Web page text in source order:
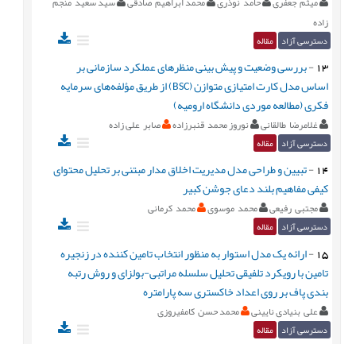
زاده
دسترسی آزاد مقاله
13
-بررسی وضعیت و پیش بینی منظرهای عملکرد سازمانی بر
اساس مدل کارت امتیازی متوازن (BSC) از طریق مؤلفه‌های سرمایه
فکری (مطالعه موردی دانشگاه ارومیه)
غلامرضا طالقانی نوروز محمد قنبرزاده صابر علی زاده
دسترسی آزاد مقاله
14
-تبیین و طراحی مدل مدیریت اخلاق مدار مبتنی بر تحلیل محتوای
کیفی مفاهیم بلند دعای جوشن کبیر
مجتبی رفیعی محمد موسوی محمد کرمانی
دسترسی آزاد مقاله
15
-ارائه یک مدل استوار به منظور انتخاب تامین کننده در زنجیره
تامین با رویکرد تلفیقی تحلیل سلسله مراتبی-بولزای و روش رتبه
بندی پاف بر روی اعداد خاکستری سه پارامتره
علی بنیادی نایینی محمد حسن کامفیروزی
دسترسی آزاد مقاله